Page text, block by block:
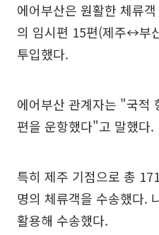
에어부산은 원활한 체류
의 임시편 15편(제주↔부
투입했다.
에어부산 관계자는 "국적
편을 운항했다"고 말했다.
특히 제주 기점으로 총
명의 체류객을 수송했다.
활용해 수송했다.